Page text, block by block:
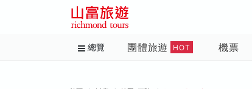
總覽 團體旅遊 HOT 機票